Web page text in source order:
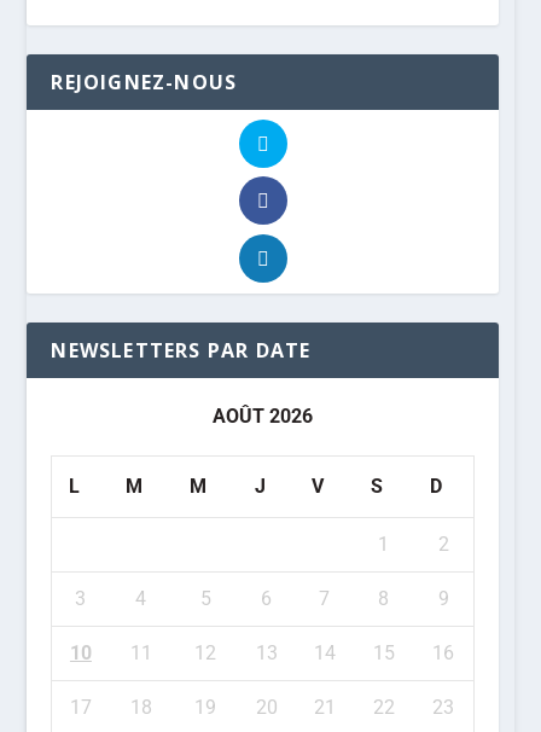
REJOIGNEZ-NOUS
NEWSLETTERS PAR DATE
AOÛT 2026
L M M J V S D
1 2
3 4 5 6 7 8 9
10 11 12 13 14 15 16
17 18 19 20 21 22 23